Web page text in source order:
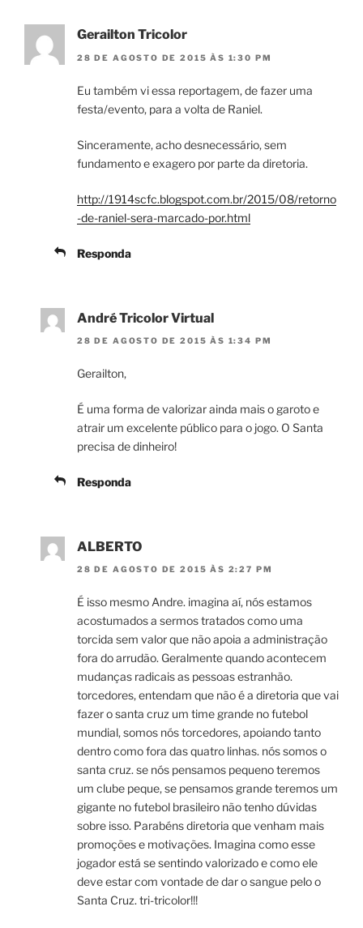
Gerailton Tricolor
28 DE AGOSTO DE 2015 ÀS 1:30 PM
Eu também vi essa reportagem, de fazer uma
festa/evento, para a volta de Raniel.
Sinceramente, acho desnecessário, sem
fundamento e exagero por parte da diretoria.
http://1914scfc.blogspot.com.br/2015/08/retorno
-de-raniel-sera-marcado-por.html
Responda
André Tricolor Virtual
28 DE AGOSTO DE 2015 ÀS 1:34 PM
Gerailton,
É uma forma de valorizar ainda mais o garoto e
atrair um excelente público para o jogo. O Santa
precisa de dinheiro!
Responda
ALBERTO
28 DE AGOSTO DE 2015 ÀS 2:27 PM
É isso mesmo Andre. imagina aí, nós estamos
acostumados a sermos tratados como uma
torcida sem valor que não apoia a administração
fora do arrudão. Geralmente quando acontecem
mudanças radicais as pessoas estranhão.
torcedores, entendam que não é a diretoria que vai
fazer o santa cruz um time grande no futebol
mundial, somos nós torcedores, apoiando tanto
dentro como fora das quatro linhas. nós somos o
santa cruz. se nós pensamos pequeno teremos
um clube peque, se pensamos grande teremos um
gigante no futebol brasileiro não tenho dúvidas
sobre isso. Parabéns diretoria que venham mais
promoções e motivações. Imagina como esse
jogador está se sentindo valorizado e como ele
deve estar com vontade de dar o sangue pelo o
Santa Cruz. tri-tricolor!!!